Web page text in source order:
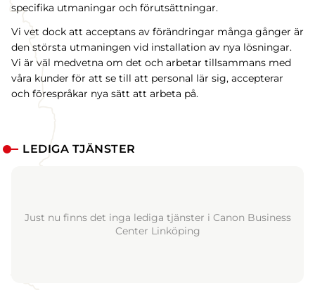
specifika utmaningar och förutsättningar.
Vi vet dock att acceptans av förändringar många gånger är
den största utmaningen vid installation av nya lösningar.
Vi är väl medvetna om det och arbetar tillsammans med
våra kunder för att se till att personal lär sig, accepterar
och förespråkar nya sätt att arbeta på.
LEDIGA TJÄNSTER
Just nu finns det inga lediga tjänster i Canon Business
Center Linköping